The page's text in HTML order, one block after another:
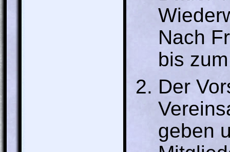
Nach
bis
Der
geben